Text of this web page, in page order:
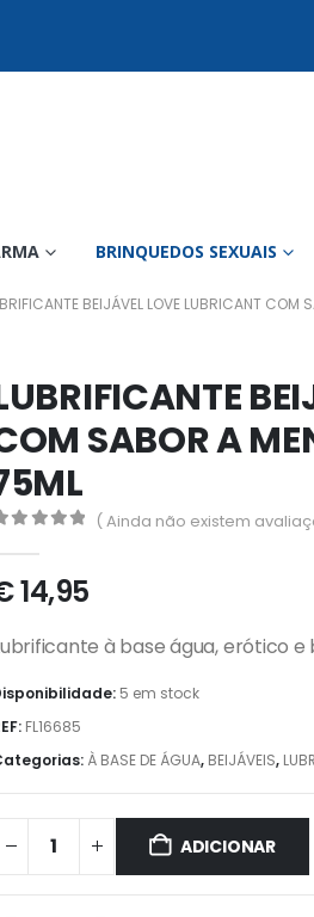
BRINQUEDOS SEXUAIS
BEIJÁVEL LOVE LUBRICANT
SABOR A
( Ainda não existem
14,95
à base água, erótico
5 em stock
FL16685
À BASE DE ÁGUA, BEIJÁVEIS,
ADICIONAR